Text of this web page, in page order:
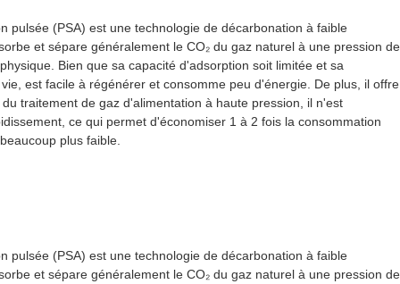
pulsée (PSA) est une technologie de décarbonation à faible
et sépare généralement le CO₂ du gaz naturel à une pression de
Bien que sa capacité d'adsorption soit limitée et sa
est facile à régénérer et consomme peu d'énergie. De plus, il offre
traitement de gaz d'alimentation à haute pression, il n'est
ce qui permet d'économiser 1 à 2 fois la consommation
plus faible.
pulsée (PSA) est une technologie de décarbonation à faible
et sépare généralement le CO₂ du gaz naturel à une pression de